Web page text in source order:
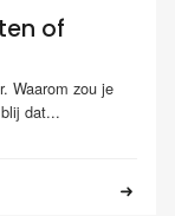
of
Waarom zou je
dat...